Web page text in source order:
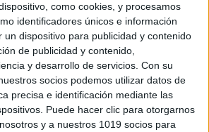
como cookies, y procesamos
identificadores únicos e información
un dispositivo para publicidad y contenido
de publicidad y contenido,
y desarrollo de servicios. Con su
socios podemos utilizar datos de
precisa e identificación mediante las
Puede hacer clic para otorgarnos
y a nuestros 1019 socios para
AL GRUPO